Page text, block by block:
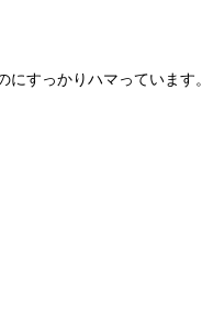
すっかりハマっています。